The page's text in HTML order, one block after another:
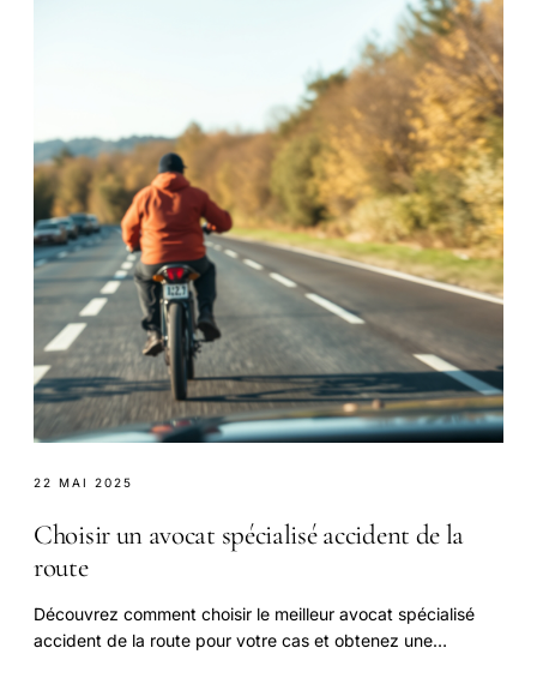
22 MAI 2025
Choisir un avocat spécialisé accident de la
route
Découvrez comment choisir le meilleur avocat spécialisé
accident de la route pour votre cas et obtenez une